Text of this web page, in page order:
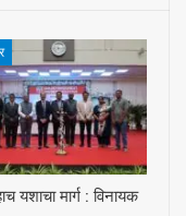
यशाचा मार्ग : विनायक